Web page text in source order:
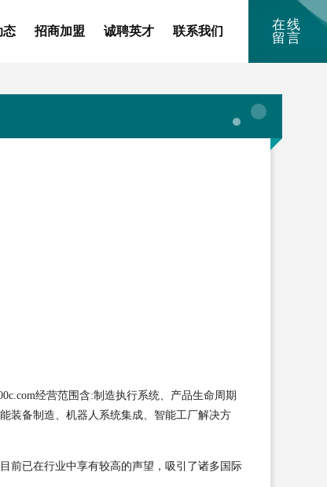
态 招商加盟 诚聘英才 联系我们
在线
留言
经营范围含:制造执行系统、产品生命周期
装备制造、机器人系统集成、智能工厂解决方
前已在行业中享有较高的声望，吸引了诸多国际